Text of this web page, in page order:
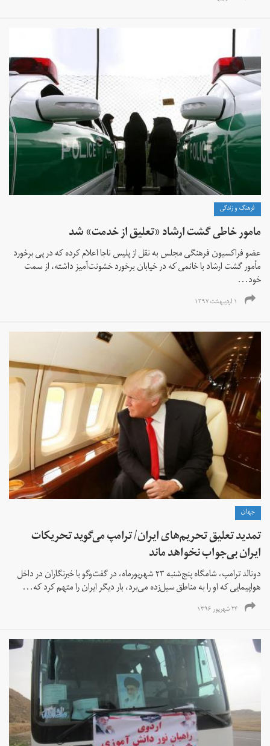
فرهنگ و زندگی
مامور خاطی گشت ارشاد «تعلیق از خدمت» شد
عضو فراکسیون فرهنگی مجلس به نقل از پلیس ناجا اعلام کرده که در پی برخورد
مأمور گشت ارشاد با خانمی که در خیابان برخورد خشونت‌آمیز داشته،‌ از سمت
خود...
۱ اردیبهشت ۱۳۹۷
جهان
تمدید تعلیق تحریم‌های ایران/ ترامپ می‌گوید تحریکات
ایران بی‌جواب نخواهد ماند
دونالد ترامپ، شامگاه پنج‌شنبه ۲۳ شهریورماه، در گفت‌وگو با خبرنگاران در داخل
هواپیمایی که او را به مناطق سیل‌زده می‌برد، بار دیگر ایران را متهم کرد که...
۲۴ شهریور ۱۳۹۶